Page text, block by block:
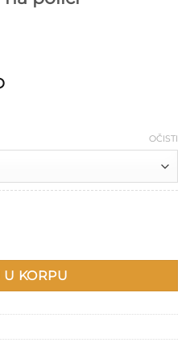
Raspon
650 RSD
OČISTI
KORPU